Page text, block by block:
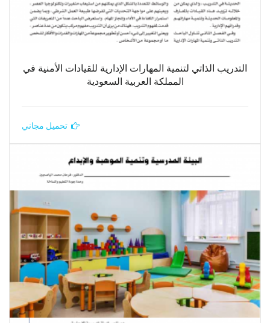
التدريب الذاتي لتنمية المهارات الإدارية للقيادات الأمنية في
المملكة العربية السعودية
تحميل مجاني